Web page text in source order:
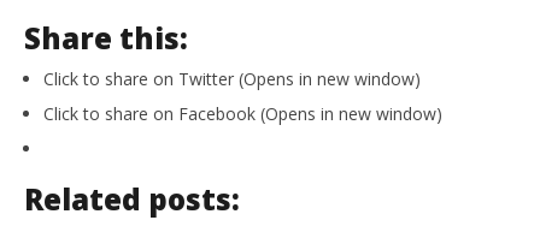
Share this:
Click to share on Twitter (Opens in new window)
Click to share on Facebook (Opens in new window)
Related posts: